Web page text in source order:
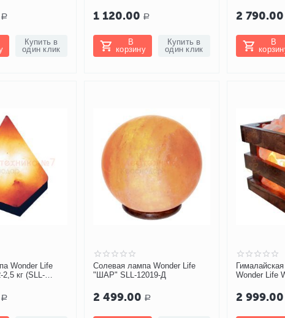
Р
Купить в
один клик
1 120.00 Р
В
корзину
Купить в
один клик
2 790.00
В
Wonder Life
кг (SLL-
Р
Солевая лампа Wonder Life
"ШАР" SLL-12019-Д
2 499.00 Р
Wonder Life
2 999.00